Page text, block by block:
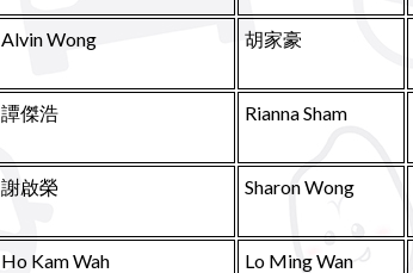
Alvin Wong 胡家豪
譚傑浩 Rianna Sham
謝啟榮 Sharon Wong
Ho Kam Wah Lo Ming Wan